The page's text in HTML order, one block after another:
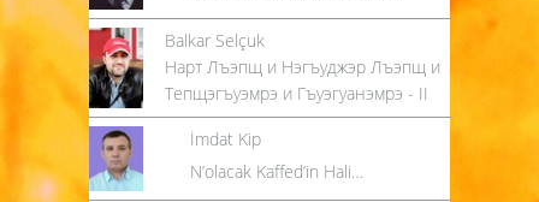
Balkar Selçuk
Нарт Лъэпщ и Нэгъуджэр Лъэпщ и
Тепщэгъуэмрэ и Гъуэгуанэмрэ - II
İmdat Kip
N’olacak Kaffed’in Hali…